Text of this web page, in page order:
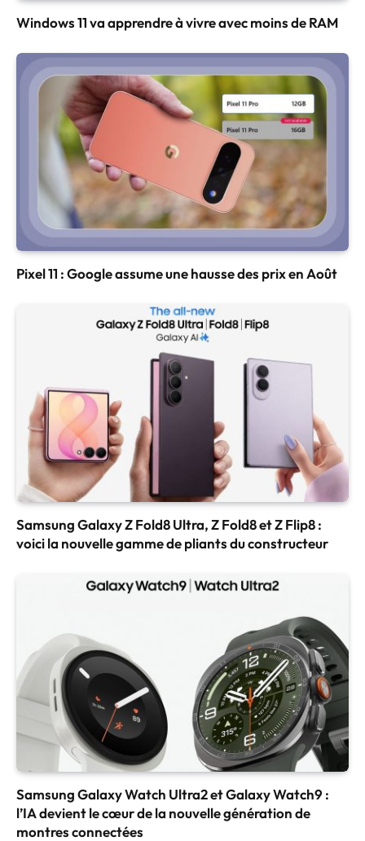
Windows 11 va apprendre à vivre avec moins de RAM
Pixel 11 : Google assume une hausse des prix en Août
Samsung Galaxy Z Fold8 Ultra, Z Fold8 et Z Flip8 :
voici la nouvelle gamme de pliants du constructeur
Samsung Galaxy Watch Ultra2 et Galaxy Watch9 :
l’IA devient le cœur de la nouvelle génération de
montres connectées